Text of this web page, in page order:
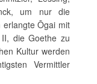
um nur die
Ōgai mit
die Goethe zu
Kultur werden
Vermittler